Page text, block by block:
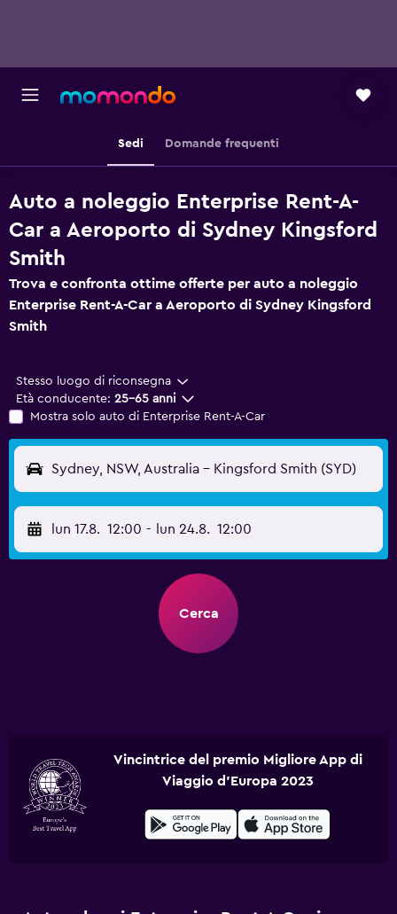
Sedi Domande frequenti
Auto a noleggio Enterprise Rent-A-
Car a Aeroporto di Sydney Kingsford
Smith
Trova e confronta ottime offerte per auto a noleggio
Enterprise Rent-A-Car a Aeroporto di Sydney Kingsford
Smith
Stesso luogo di riconsegna
Età conducente: 25-65 anni
Mostra solo auto di Enterprise Rent-A-Car
Sydney, NSW, Australia - Kingsford Smith (SYD)
lun 17.8. 12:00 - lun 24.8. 12:00
Cerca
Vincintrice del premio Migliore App di
Viaggio d'Europa 2023